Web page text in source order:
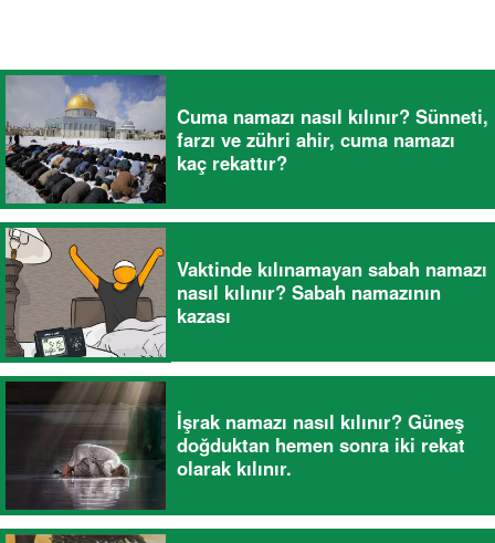
Cuma namazı nasıl kılınır? Sünneti,
farzı ve zühri ahir, cuma namazı
kaç rekattır?
Vaktinde kılınamayan sabah namazı
nasıl kılınır? Sabah namazının
kazası
İşrak namazı nasıl kılınır? Güneş
doğduktan hemen sonra iki rekat
olarak kılınır.